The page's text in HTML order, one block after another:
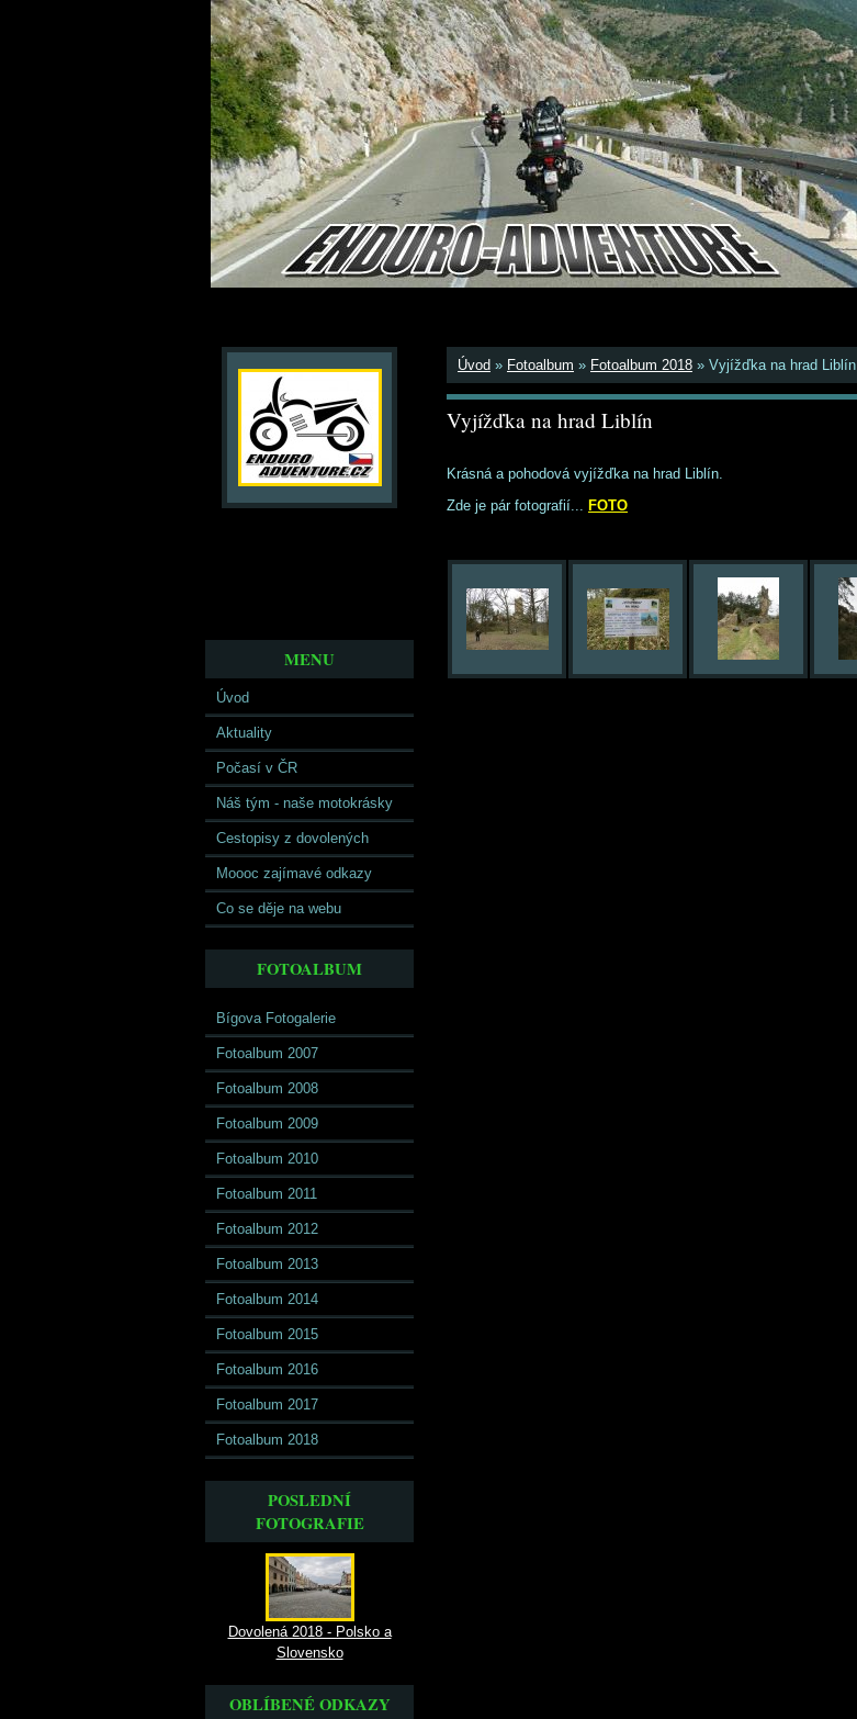
MENU
Úvod
Aktuality
Počasí v ČR
Náš tým - naše motokrásky
Cestopisy z dovolených
Moooc zajímavé odkazy
Co se děje na webu
FOTOALBUM
Bígova Fotogalerie
Fotoalbum 2007
Fotoalbum 2008
Fotoalbum 2009
Fotoalbum 2010
Fotoalbum 2011
Fotoalbum 2012
Fotoalbum 2013
Fotoalbum 2014
Fotoalbum 2015
Fotoalbum 2016
Fotoalbum 2017
Fotoalbum 2018
POSLEDNÍ
FOTOGRAFIE
Dovolená 2018 - Polsko a
Slovensko
OBLÍBENÉ ODKAZY
Úvod » Fotoalbum » Fotoalbum 2018 » Vyjížďka na hrad Liblín
Vyjížďka na hrad Liblín
Krásná a pohodová vyjížďka na hrad Liblín.
Zde je pár fotografií... FOTO